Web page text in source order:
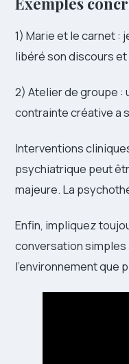
1) Marie et le carnet :
libéré son discours et
2) Atelier de groupe :
contrainte créative a
Interventions
psychiatrique peut
majeure. La
Enfin, impliquez
conversation simples
l’environnement que